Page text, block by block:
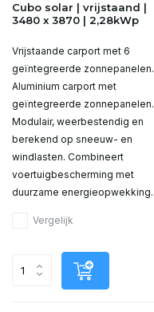
Cubo solar | vrijstaand |
3480 x 3870 | 2,28kWp
Vrijstaande carport met 6
geïntegreerde zonnepanelen.
Aluminium carport met
geïntegreerde zonnepanelen.
Modulair, weerbestendig en
berekend op sneeuw- en
windlasten. Combineert
voertuigbescherming met
duurzame energieopwekking.
Vergelijk